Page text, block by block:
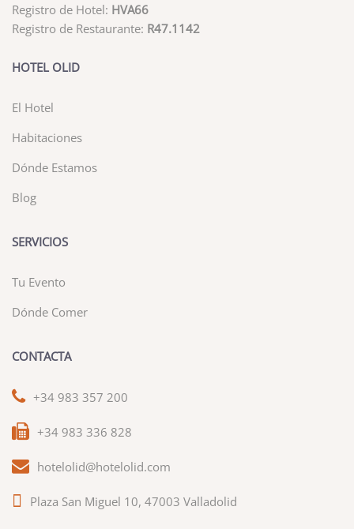
Registro de Hotel: HVA66
Registro de Restaurante: R47.1142
HOTEL OLID
El Hotel
Habitaciones
Dónde Estamos
Blog
SERVICIOS
Tu Evento
Dónde Comer
CONTACTA
+34 983 357 200
+34 983 336 828
hotelolid@hotelolid.com
Plaza San Miguel 10, 47003 Valladolid